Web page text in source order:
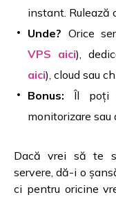
instant. Rulează
Unde? Orice
VPS aici),
aici), cloud sau
Bonus: Îl poți
monitorizare sau
Dacă vrei să te
servere, dă-i o
ci pentru oricine